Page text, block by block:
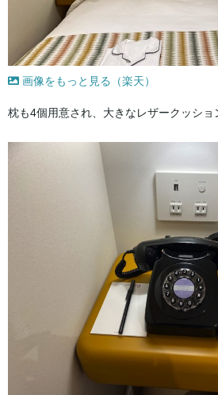
画像をもっと見る（楽天）
枕も4個用意され、大きなレザークッショ